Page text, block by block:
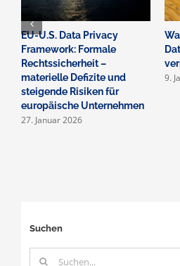
EU-U.S. Data Privacy
Framework: Formale
Rechtssicherheit –
materielle Defizite und
steigende Risiken für
europäische Unternehmen
27. Januar 2026
9.
Suchen
Suche